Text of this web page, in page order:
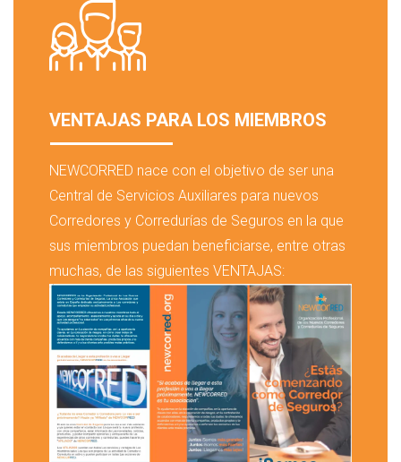
VENTAJAS PARA LOS MIEMBROS
NEWCORRED nace con el objetivo de ser una
Central de Servicios Auxiliares para nuevos
Corredores y Corredurías de Seguros en la que
sus miembros puedan beneficiarse, entre otras
muchas, de las siguientes VENTAJAS: